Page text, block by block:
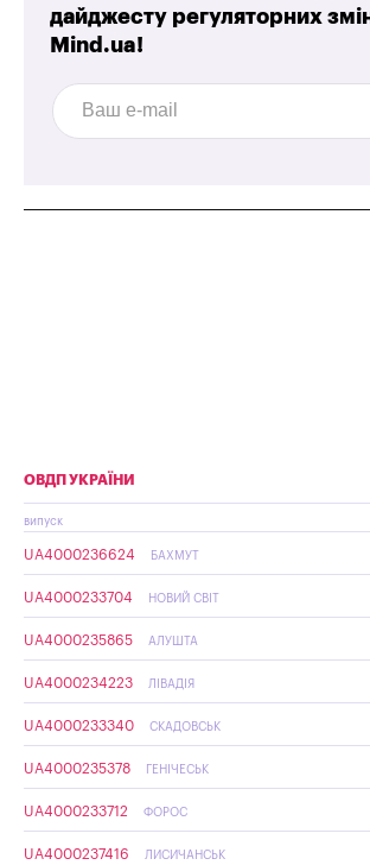
дайджесту регуляторних
Mind.ua!
ОВДП УКРАЇНИ
випуск
UA4000236624 БАХМУТ
UA4000233704 НОВИЙ СВІТ
UA4000235865 АЛУШТА
UA4000234223 ЛІВАДІЯ
UA4000233340 СКАДОВСЬК
UA4000235378 ГЕНІЧЕСЬК
UA4000233712 ФОРОС
UA4000237416 ЛИСИЧАНСЬК